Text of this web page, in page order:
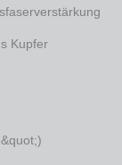
Kupfer